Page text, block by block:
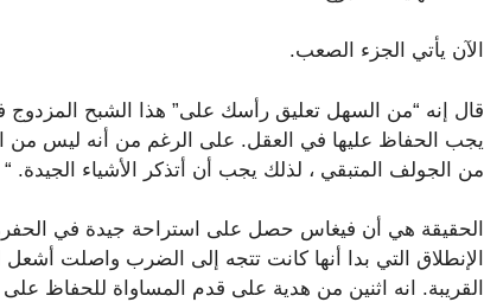
الآن يأتي الجزء الصعب.
يجب الحفاظ عليها في العقل. على الرغم من أنه ليس من
من الجولف المتبقي ، لذلك يجب أن أتذكر الأشياء الجيدة. “
الحقيقة هي أن فيغاس حصل على استراحة جيدة في
الإنطلاق التي بدا أنها كانت تتجه إلى الضرب واصلت أشعل
القريبة. انه اثنين من هدية على قدم المساواة للحفاظ